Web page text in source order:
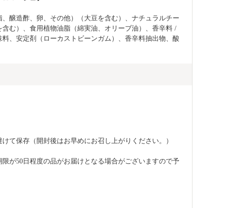
醸造酢、卵、その他）（大豆を含む）、ナチュラルチー
む）、食用植物油脂（綿実油、オリーブ油）、香辛料 /
、安定剤（ローカストビーンガム）、香辛料抽出物、酸
て保存（開封後はお早めにお召し上がりください。）
が50日程度の品がお届けとなる場合がございますので予